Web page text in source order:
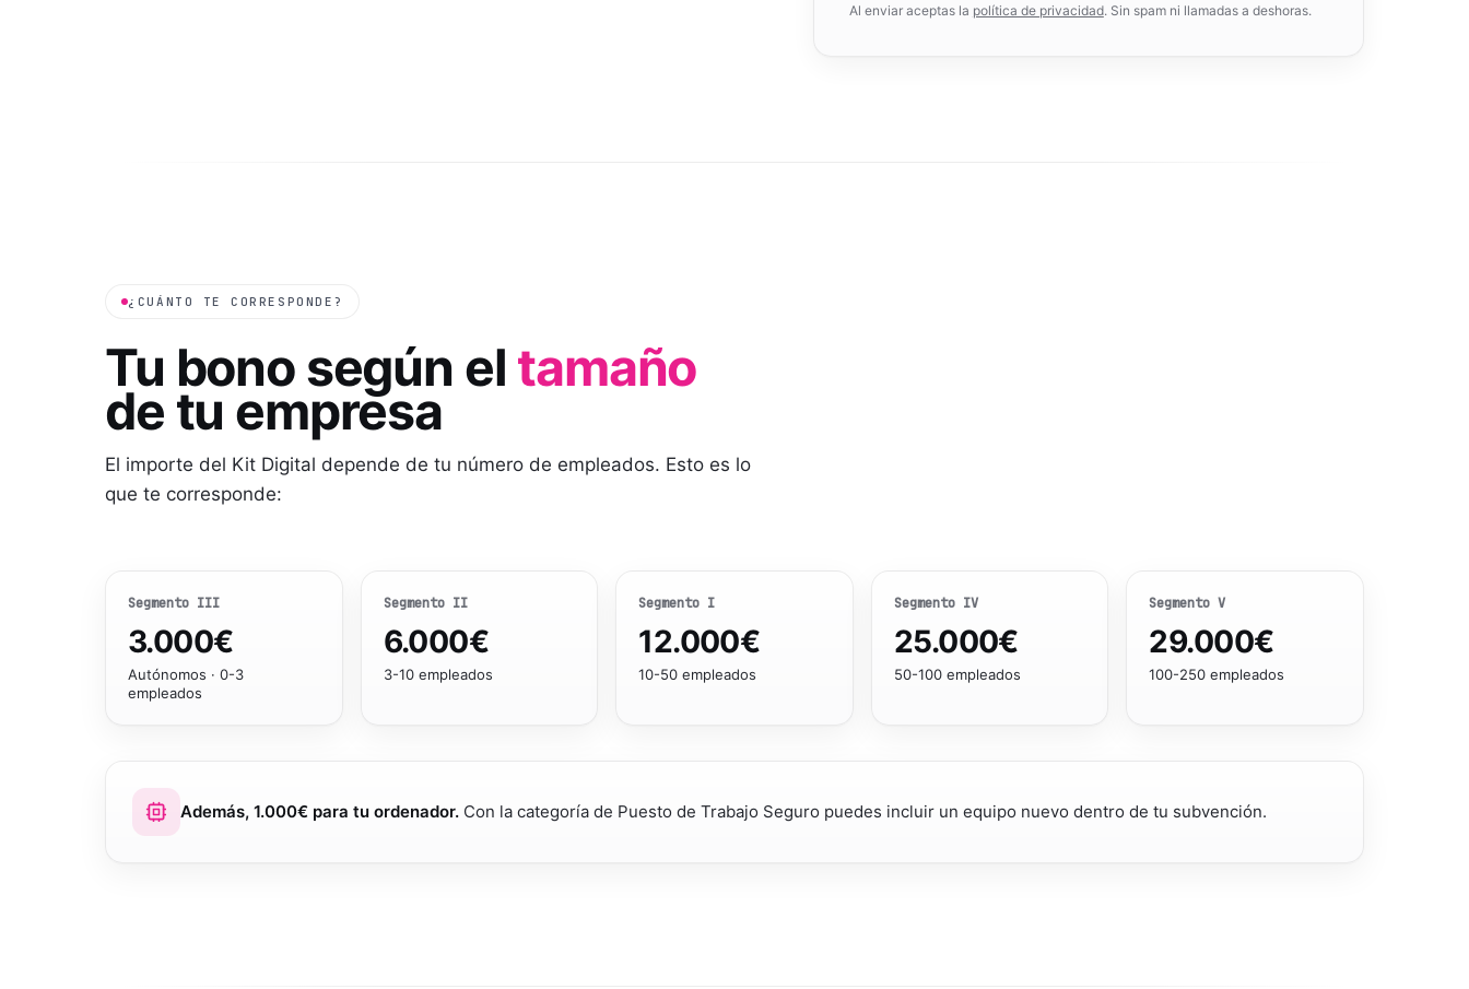
Al enviar aceptas la política de privacidad. Sin spam ni llamadas a deshoras.
¿CUÁNTO TE CORRESPONDE?
Tu bono según el tamaño
de tu empresa
El importe del Kit Digital depende de tu número de empleados. Esto es lo
que te corresponde:
Segmento III
3.000€
Autónomos · 0-3
empleados
Segmento II
6.000€
3-10 empleados
Segmento I
12.000€
10-50 empleados
Segmento IV
25.000€
50-100 empleados
SegmentoV
29.000€
100-250 empleados
Además, 1.000€ para tu ordenador. Con la categoría de Puesto de Trabajo Seguro puedes incluir un equipo nuevo dentro de tu subvención.